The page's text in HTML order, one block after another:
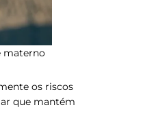
materno
os riscos
que mantém